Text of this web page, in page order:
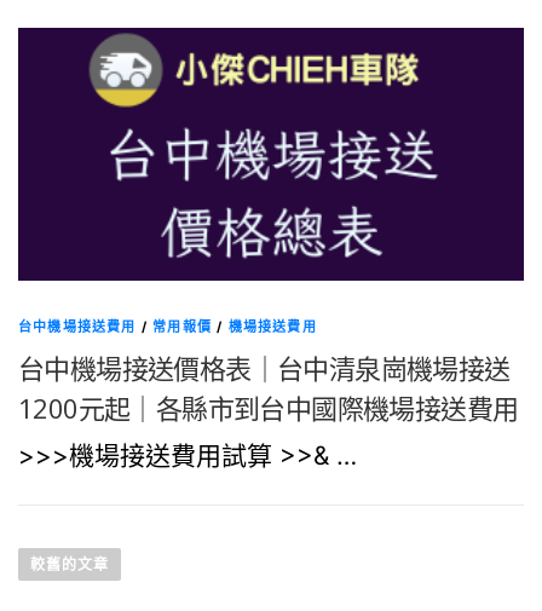
台中機場接送費用 / 常用報價 / 機場接送費用
台中機場接送價格表｜台中清泉崗機場接送
1200元起｜各縣市到台中國際機場接送費用
>>>機場接送費用試算 >>& …
章
較舊的文章